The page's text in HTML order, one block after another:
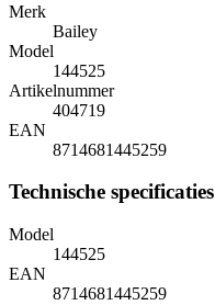
Merk
Bailey
Model
144525
Artikelnummer
404719
EAN
8714681445259
Technische specificaties
Model
144525
EAN
8714681445259